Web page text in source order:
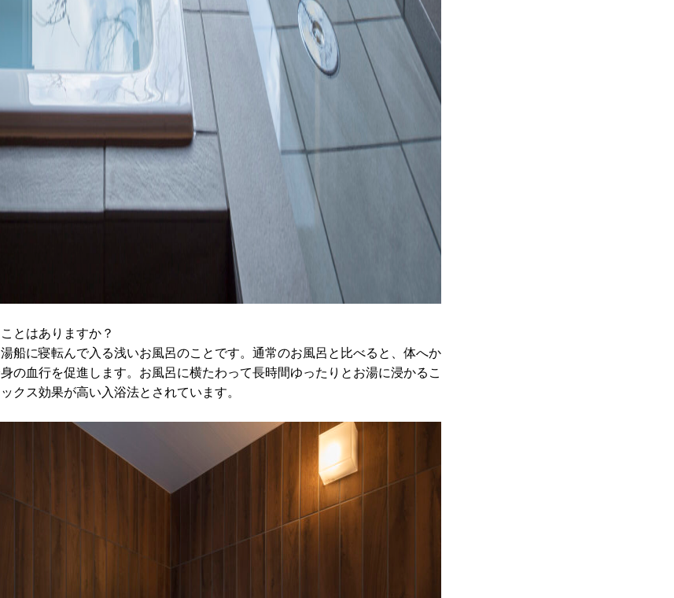
ことはありますか？
湯船に寝転んで入る浅いお風呂のことです。通常のお風呂と比べると、体へか
の血行を促進します。お風呂に横たわって長時間ゆったりとお湯に浸かるこ
クス効果が高い入浴法とされています。